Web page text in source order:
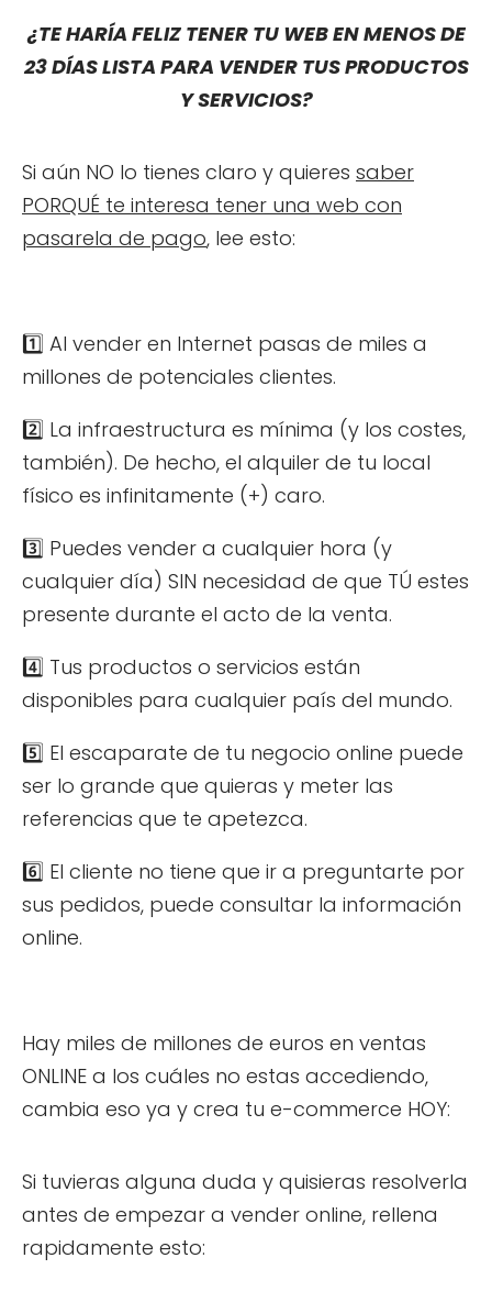
¿TE HARÍA FELIZ TENER TU WEB EN MENOS DE
23 DÍAS LISTA PARA VENDER TUS PRODUCTOS
Y SERVICIOS?
Si aún NO lo tienes claro y quieres saber
PORQUÉ te interesa tener una web con
pasarela de pago, lee esto:
1️⃣ Al vender en Internet pasas de miles a
millones de potenciales clientes.
2️⃣ La infraestructura es mínima (y los costes,
también). De hecho, el alquiler de tu local
físico es infinitamente (+) caro.
3️⃣ Puedes vender a cualquier hora (y
cualquier día) SIN necesidad de que TÚ estes
presente durante el acto de la venta.
4️⃣ Tus productos o servicios están
disponibles para cualquier país del mundo.
5️⃣ El escaparate de tu negocio online puede
ser lo grande que quieras y meter las
referencias que te apetezca.
6️⃣ El cliente no tiene que ir a preguntarte por
sus pedidos, puede consultar la información
online.
Hay miles de millones de euros en ventas
ONLINE a los cuáles no estas accediendo,
cambia eso ya y crea tu e-commerce HOY:
Si tuvieras alguna duda y quisieras resolverla
antes de empezar a vender online, rellena
rapidamente esto: